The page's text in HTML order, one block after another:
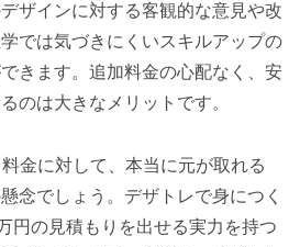
ザインに対する客観的な意見や改
では気づきにくいスキルアップの
きます。追加料金の心配なく、安
のは大きなメリットです。
金に対して、本当に元が取れる
念でしょう。デザトレで身につく
円の見積もりを出せる実力を持つ